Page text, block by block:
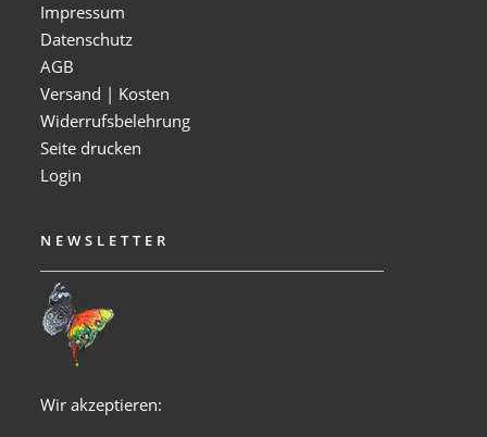
Impressum
Datenschutz
AGB
Versand | Kosten
Widerrufsbelehrung
Seite drucken
Login
NEWSLETTER
Wir akzeptieren: